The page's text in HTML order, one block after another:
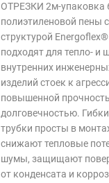
ОТРЕЗКИ 2м-упаковка
полиэтиленовой пены
структурой
подходят для тепло- и
внутренних
изделий стоек к
повышенной
долговечностью.
трубки просты в
снижают тепловые
шумы, защищают
от конденсата и